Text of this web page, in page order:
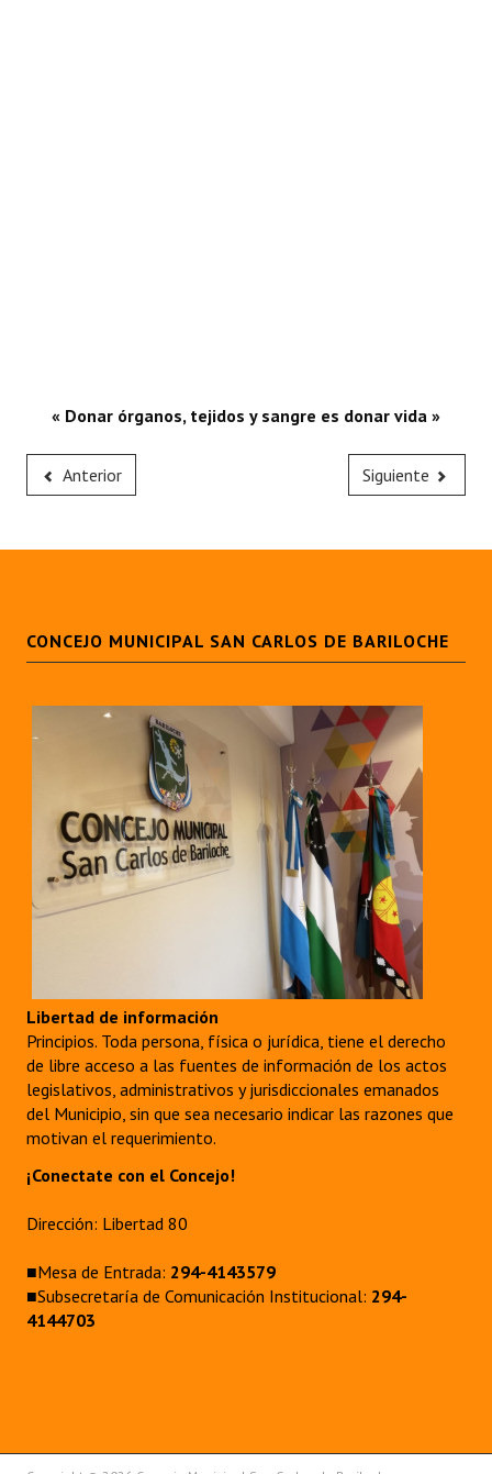
« Donar órganos, tejidos y sangre es donar vida »
Anterior Siguiente
CONCEJO MUNICIPAL SAN CARLOS DE BARILOCHE
Libertad de información
Principios. Toda persona, física o jurídica, tiene el derecho
de libre acceso a las fuentes de información de los actos
legislativos, administrativos y jurisdiccionales emanados
del Municipio, sin que sea necesario indicar las razones que
motivan el requerimiento.
¡Conectate con el Concejo!
Dirección: Libertad 80
■Mesa de Entrada: 294-4143579
■Subsecretaría de Comunicación Institucional: 294-
4144703